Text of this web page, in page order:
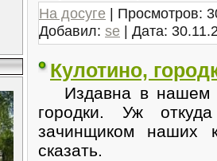
На досуге | Просмотров:
Добавил: se | Дата:
Кулотино,
Издавна в нашем
городки. Уж
зачинщиком наших
сказать.